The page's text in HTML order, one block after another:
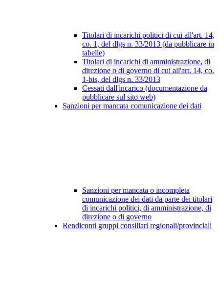
Titolari di incarichi politici di cui all'art. 14,
co. 1, del dlgs n. 33/2013 (da pubblicare in
tabelle)
Titolari di incarichi di amministrazione, di
direzione o di governo di cui all'art. 14, co.
1-bis, del dlgs n. 33/2013
Cessati dall'incarico (documentazione da
pubblicare sul sito web)
Sanzioni per mancata comunicazione dei dati
Sanzioni per mancata o incompleta
comunicazione dei dati da parte dei titolari
di incarichi politici, di amministrazione, di
direzione o di governo
Rendiconti gruppi consiliari regionali/provinciali